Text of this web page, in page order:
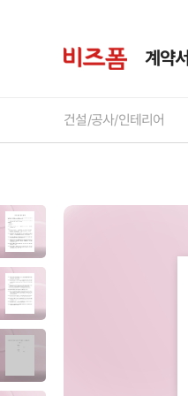
계약서
건설/공사/인테리어